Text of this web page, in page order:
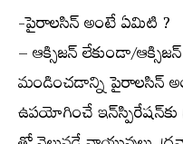
-పైరాలసిన్ అంటే ఏమిటి ?
– ఆక్సిజన్ లేకుండా/
మండించడాన్ని పైరాలసిన్
ఉపయోగించే